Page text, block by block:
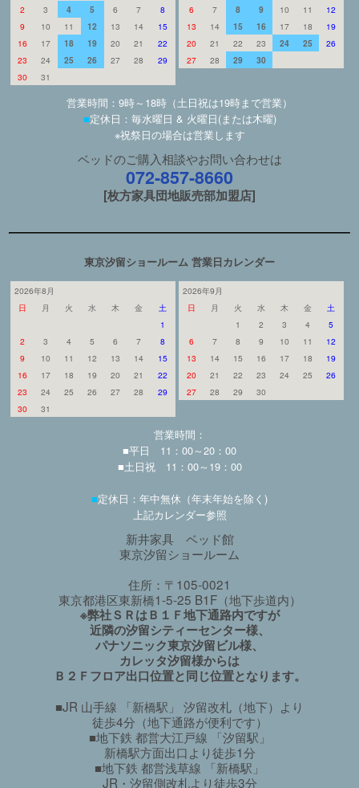
2
3 4 5 6 7
8
9
10 11 12 13 14
15
16
17 18 19 20 21
22
23
24 25 26 27 28
29
30
31
6
7 8 9 10 11
12
13
14 15 16 17 18
19
20
21 22 23 24 25
26
27
28 29 30
営業時間：9時～18時（土日祝は19時まで営業）
■定休日：毎水曜日 & 火曜日(または木曜)
※祝祭日の場合は営業します
ベッドのご購入相談やお問い合わせは
072-857-8660
[枚方家具団地販売部加盟店]
東京汐留ショールーム 営業日カレンダー
2026年8月
日
月 火 水 木 金
土
1
2
3 4 5 6 7
8
9
10 11 12 13 14
15
16
17 18 19 20 21
22
23
24 25 26 27 28
29
30
31
2026年9月
日
月 火 水 木 金
土
1
2 3 4
5
6
7 8 9 10 11
12
13
14 15 16 17 18
19
20
21 22 23 24 25
26
27
28 29 30
営業時間：
■平日 11：00～20：00
■土日祝 11：00～19：00
■定休日：年中無休（年末年始を除く)
上記カレンダー参照
新井家具 ベッド館
東京汐留ショールーム
住所：〒105-0021
東京都港区東新橋1-5-25 B1F（地下歩道内）
※弊社ＳＲはＢ１Ｆ地下通路内ですが
近隣の汐留シティーセンター様、
パナソニック東京汐留ビル様、
カレッタ汐留様からは
Ｂ２Ｆフロア出口位置と同じ位置となります。
■JR 山手線 「新橋駅」 汐留改札（地下）より
徒歩4分（地下通路が便利です）
■地下鉄 都営大江戸線 「汐留駅」
新橋駅方面出口より徒歩1分
■地下鉄 都営浅草線 「新橋駅」
JR・汐留側改札より徒歩3分